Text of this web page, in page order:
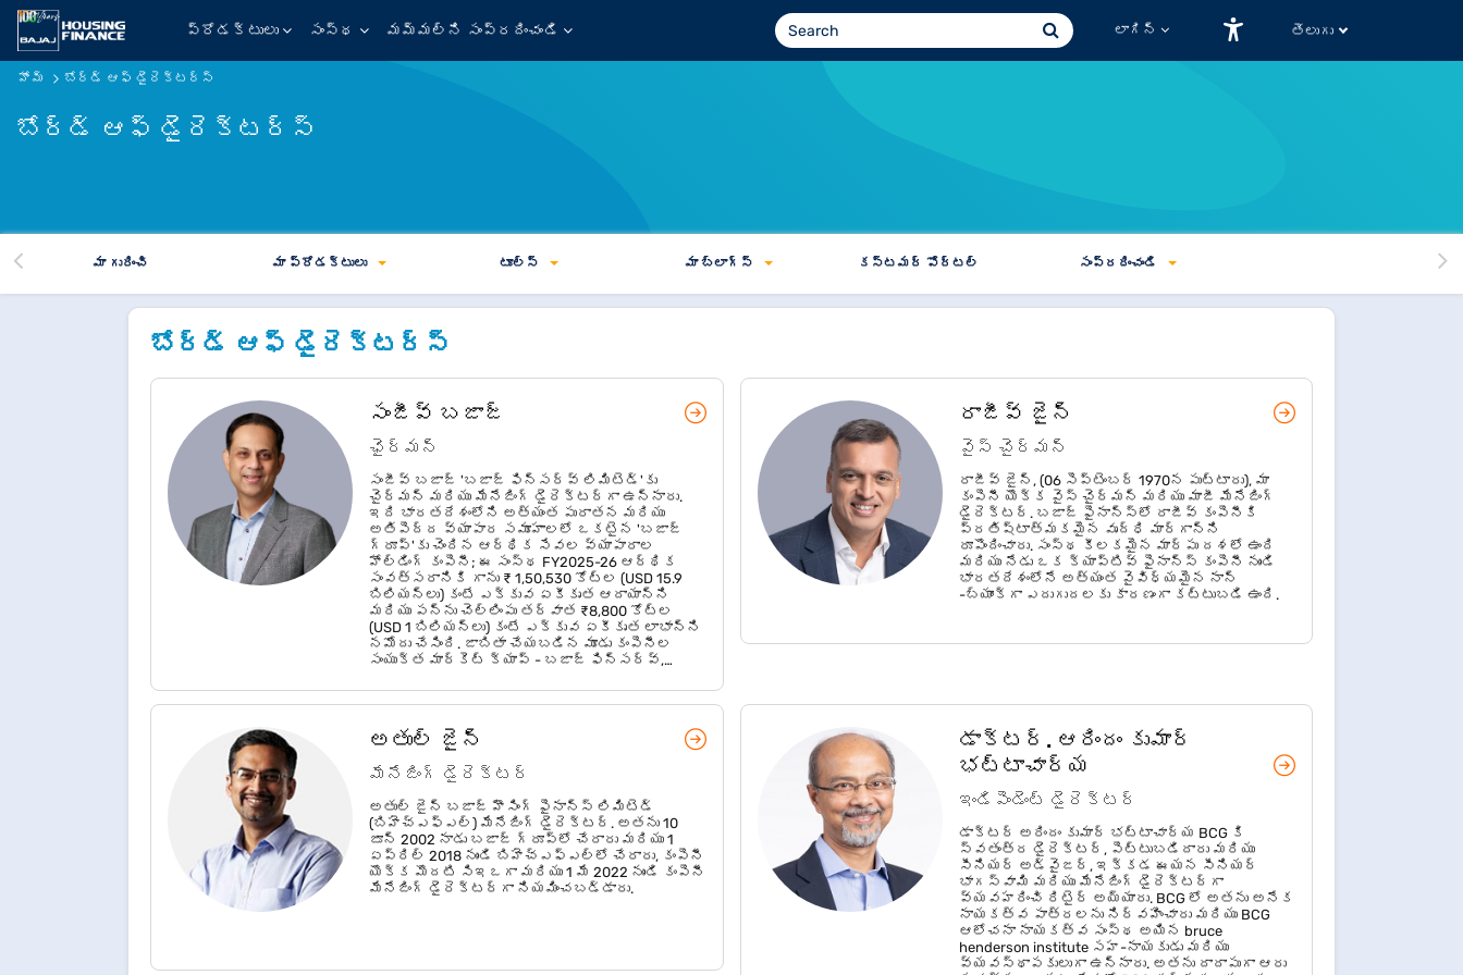
ప్రోడక్టులు సంస్థ మమ్మల్ని సంప్రదించండి లాగిన్ తెలుగు
కంపెనీ - డైరెక్టర్ల బోర్డ్
హోమ్ బోర్డ్ ఆఫ్ డైరెక్టర్స్
బోర్డ్ ఆఫ్ డైరెక్టర్స్
మా గురించి మా ప్రోడక్టులు టూల్స్ మా బ్లాగ్స్ కస్టమర్ పోర్టల్ సంప్రదించండి
బోర్డ్ ఆఫ్ డైరెక్టర్స్
సంజీవ్ బజాజ్
ఛైర్మన్
సంజీవ్ బజాజ్ 'బజాజ్ ఫిన్‌సర్వ్ లిమిటెడ్'కు
చైర్మన్ మరియు మేనేజింగ్ డైరెక్టర్‌గా ఉన్నారు.
ఇది భారతదేశంలోని అత్యంత పురాతన మరియు
అతిపెద్ద వ్యాపార సమూహాలలో ఒకటైన 'బజాజ్
గ్రూప్'కు చెందిన ఆర్థిక సేవల వ్యాపారాల
హోల్డింగ్ కంపెనీ; ఈ సంస్థ FY2025-26 ఆర్థిక
సంవత్సరానికి గాను ₹ 1,50,530 కోట్ల (USD 15.9
బిలియన్లు) కంటే ఎక్కువ ఏకీకృత ఆదాయాన్ని
మరియు పన్ను చెల్లింపు తర్వాత ₹8,800 కోట్ల
(USD 1 బిలియన్లు) కంటే ఎక్కువ ఏకీకృత లాభాన్ని
నమోదు చేసింది. జాబితా చేయబడిన మూడు కంపెనీల
సంయుక్త మార్కెట్ క్యాప్ - బజాజ్ ఫిన్‌సర్వ్,
మార్చి 31, 2026 నాటికి ₹8,20,716 కోట్లు (USD 86.5
బిలియన్).
రాజీవ్ జైన్
వైస్ చైర్మన్
రాజీవ్ జైన్, (06 సెప్టెంబర్ 1970న పుట్టారు), మా
కంపెనీ యొక్క వైస్ చైర్మన్ మరియు మాజీ మేనేజింగ్
డైరెక్టర్. బజాజ్ ఫైనాన్స్‌లో రాజీవ్ కంపెనీకి
ప్రతిష్టాత్మకమైన వృద్ధి మార్గాన్ని
రూపొందించారు. సంస్థ కీలకమైన మార్పు దశలో ఉంది
మరియు నేడు ఒక క్యాప్టివ్ ఫైనాన్స్ కంపెనీ నుండి
భారతదేశంలోనే అత్యంత వైవిధ్యమైన నాన్
-బ్యాంక్‌గా ఎదుగుదలకు కారణంగా కట్టుబడి ఉంది.
అతుల్ జైన్
మేనేజింగ్ డైరెక్టర్
అతుల్ జైన్ బజాజ్ హౌసింగ్ ఫైనాన్స్ లిమిటెడ్
(బిహెచ్ఎఫ్ఎల్) మేనేజింగ్ డైరెక్టర్. అతను 10
జూన్ 2002 నాడు బజాజ్ గ్రూప్‌లో చేరారు మరియు 1
ఏప్రిల్ 2018 నుండి బిహెచ్ఎఫ్ఎల్‌లో చేరారు, కంపెనీ
యొక్క మొదటి సిఇఒగా మరియు 1 మే 2022 నుండి కంపెనీ
మేనేజింగ్ డైరెక్టర్‌గా నియమించబడ్డారు.
డాక్టర్. ఆరిందం కుమార్
భట్టాచార్య
ఇండిపెండెంట్ డైరెక్టర్
డాక్టర్ అరిందం కుమార్ భట్టాచార్య BCG కి
స్వతంత్ర డైరెక్టర్, పెట్టుబడిదారు మరియు
సీనియర్ అడ్వైజర్, ఇక్కడ ఈయన సీనియర్
భాగస్వామి మరియు మేనేజింగ్ డైరెక్టర్‌గా
వ్యవహరించి రిటైర్ అయ్యారు. BCG లో అతను అనేక
నాయకత్వ పాత్రలను నిర్వహించారు మరియు BCG
ఆలోచనా నాయకత్వ సంస్థ అయిన bruce
henderson institute సహ-నాయకుడు మరియు
వ్యవస్థాపకులుగా ఉన్నారు. అతను దాదాపుగా ఆరు